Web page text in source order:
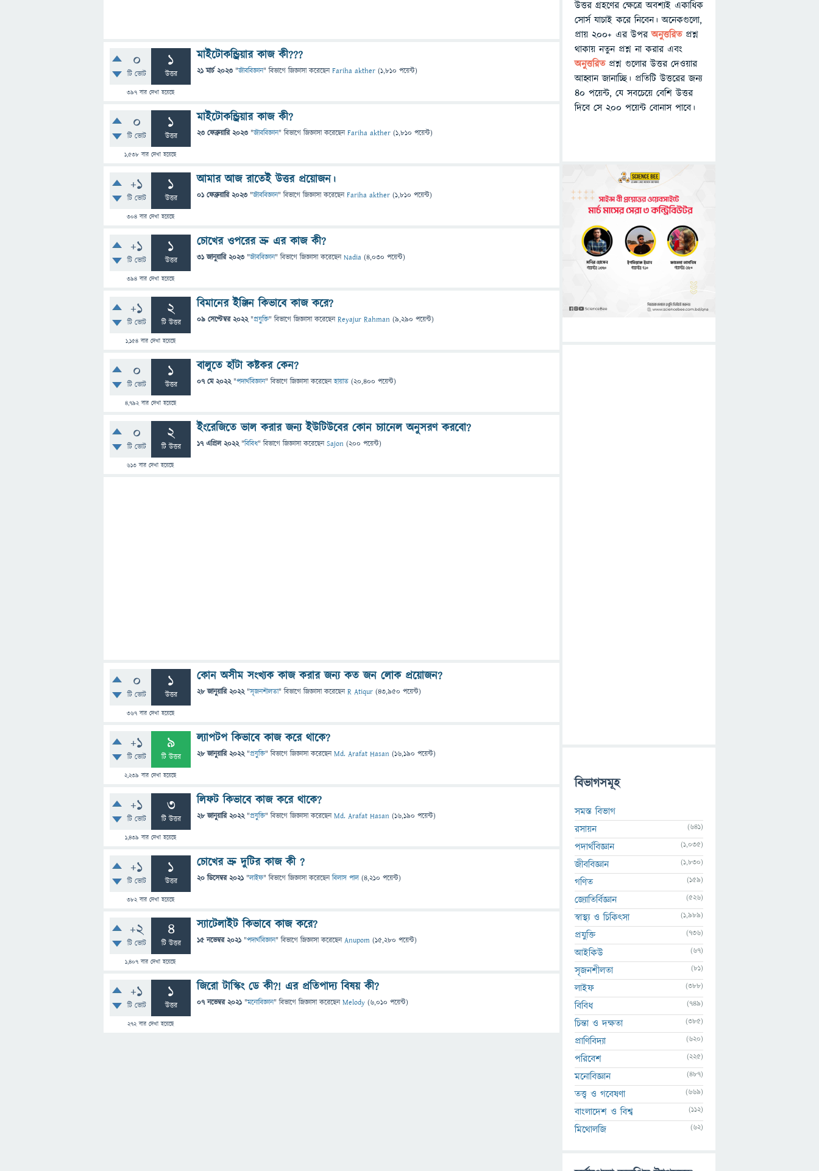
0
টি ভোট
1
উত্তর
397বার দেখা হয়েছে
মাইটোকন্ড্রিয়ার কাজ কী???
21 মার্চ 2023 "জীববিজ্ঞান" বিভাগে জিজ্ঞাসাকরেছেনFariha akther (1,810 পয়েন্ট)
0
টি ভোট
1
উত্তর
1,538 বার দেখা হয়েছে
মাইটোকন্ড্রিয়ার কাজ কী?
23 ফেব্রুয়ারি 2023 "জীববিজ্ঞান" বিভাগে জিজ্ঞাসাকরেছেনFariha akther (1,810 পয়েন্ট)
+1
টি ভোট
1
উত্তর
304বার দেখা হয়েছে
আমার আজ রাতেই উত্তর প্রয়োজন।
01 ফেব্রুয়ারি 2023 "জীববিজ্ঞান" বিভাগে জিজ্ঞাসাকরেছেনFariha akther (1,810 পয়েন্ট)
+1
টি ভোট
1
উত্তর
394বার দেখা হয়েছে
চোখের ওপরের ভ্রু এর কাজ কী?
31 জানুয়ারি 2023 "জীববিজ্ঞান" বিভাগে জিজ্ঞাসাকরেছেনNadia (4,030 পয়েন্ট)
+1
টি ভোট
2
টি উত্তর
1,154বার দেখা হয়েছে
বিমানের ইঞ্জিন কিভাবে কাজ করে?
09 সেপ্টেম্বর 2022 "প্রযুক্তি" বিভাগে জিজ্ঞাসাকরেছেনReyajur Rahman (9,290 পয়েন্ট)
0
টি ভোট
1
উত্তর
4,792বার দেখা হয়েছে
বালুতে হাঁটা কষ্টকর কেন?
07 মে 2022 "পদার্থবিজ্ঞান" বিভাগে জিজ্ঞাসাকরেছেনহায়াত (20,400 পয়েন্ট)
0
টি ভোট
2
টি উত্তর
613 বার দেখা হয়েছে
ইংরেজিতে ভাল করার জন্য ইউটিউবের কোন চ্যানেল অনুসরণ করবো?
17 এপ্রিল 2022 "বিবিধ" বিভাগে জিজ্ঞাসাকরেছেনSajon (200 পয়েন্ট)
0
টি ভোট
1
উত্তর
367বার দেখা হয়েছে
কোন অসীম সংখ্যক কাজ করার জন্য কত জন লোক প্রয়োজন?
28 জানুয়ারি 2022 "সৃজনশীলতা" বিভাগে জিজ্ঞাসাকরেছেনR Atiqur (43,950 পয়েন্ট)
+1
টি ভোট
9
টি উত্তর
2,239 বার দেখা হয়েছে
ল্যাপটপ কিভাবে কাজ করে থাকে?
28 জানুয়ারি 2022 "প্রযুক্তি" বিভাগে জিজ্ঞাসাকরেছেনMd. Arafat Hasan (16,190 পয়েন্ট)
+1
টি ভোট
3
টি উত্তর
1,439 বার দেখা হয়েছে
লিফট কিভাবে কাজ করে থাকে?
28 জানুয়ারি 2022 "প্রযুক্তি" বিভাগে জিজ্ঞাসাকরেছেনMd. Arafat Hasan (16,190 পয়েন্ট)
+1
টি ভোট
1
উত্তর
382বার দেখা হয়েছে
চোখের ভ্রু দুটির কাজ কী ?
20 ডিসেম্বর 2021 "লাইফ" বিভাগে জিজ্ঞাসাকরেছেনবিলাস পাল (4,210 পয়েন্ট)
+2
টি ভোট
4
টি উত্তর
1,407 বার দেখা হয়েছে
স্যাটেলাইট কিভাবে কাজ করে?
15 নভেম্বর 2021 "পদার্থবিজ্ঞান" বিভাগে জিজ্ঞাসাকরেছেনAnupom (15,280 পয়েন্ট)
+1
টি ভোট
1
উত্তর
272বার দেখা হয়েছে
জিরো টাস্কিং ডে কী?! এর প্রতিপাদ্য বিষয় কী?
07 নভেম্বর 2021 "মনোবিজ্ঞান" বিভাগে জিজ্ঞাসাকরেছেনMelody (6,010 পয়েন্ট)
উত্তর গ্রহণের ক্ষেত্রে অবশ্যই একাধিক
সোর্স যাচাই করে নিবেন। অনেকগুলো,
প্রায় ২০০+ এর উপরঅনুত্তরিতপ্রশ্ন
থাকায় নতুন প্রশ্ন না করার এবং
অনুত্তরিত প্রশ্ন গুলোর উত্তর দেওয়ার
আহ্বান জানাচ্ছি। প্রতিটি উত্তরের জন্য
৪০ পয়েন্ট, যে সবচেয়ে বেশি উত্তর
দিবে সে ২০০ পয়েন্ট বোনাস পাবে।
বিভাগসমূহ
সমস্ত বিভাগ
রসায়ন
(641)
পদার্থবিজ্ঞান (1,035)
জীববিজ্ঞান (1,830)
গণিত (159)
জ্যোতির্বিজ্ঞান (526)
স্বাস্থ্য ও চিকিৎসা (1,989)
প্রযুক্তি (736)
আইকিউ (67)
সৃজনশীলতা (81)
লাইফ (388)
বিবিধ (749)
চিন্তা ও দক্ষতা (385)
প্রাণিবিদ্যা (620)
পরিবেশ (225)
মনোবিজ্ঞান (487)
তত্ত্ব ও গবেষণা (669)
বাংলাদেশ ও বিশ্ব (112)
মিথোলজি (62)